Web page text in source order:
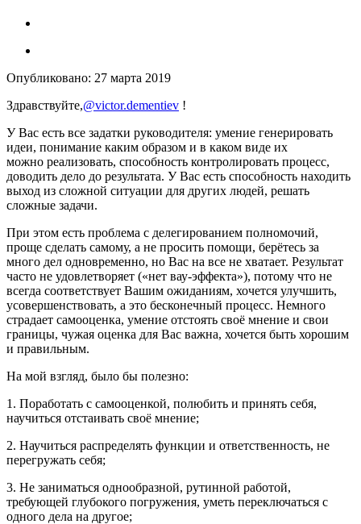
Опубликовано: 27 марта 2019
Здравствуйте,@victor.dementiev !
У Вас есть все задатки руководителя: умение генерировать
идеи, понимание каким образом и в каком виде их
можно реализовать, способность контролировать процесс,
доводить дело до результата. У Вас есть способность находить
выход из сложной ситуации для других людей, решать
сложные задачи.
При этом есть проблема с делегированием полномочий,
проще сделать самому, а не просить помощи, берётесь за
много дел одновременно, но Вас на все не хватает. Результат
часто не удовлетворяет («нет вау-эффекта»), потому что не
всегда соответствует Вашим ожиданиям, хочется улучшить,
усовершенствовать, а это бесконечный процесс. Немного
страдает самооценка, умение отстоять своё мнение и свои
границы, чужая оценка для Вас важна, хочется быть хорошим
и правильным.
На мой взгляд, было бы полезно:
1. Поработать с самооценкой, полюбить и принять себя,
научиться отстаивать своё мнение;
2. Научиться распределять функции и ответственность, не
перегружать себя;
3. Не заниматься однообразной, рутинной работой,
требующей глубокого погружения, уметь переключаться с
одного дела на другое;